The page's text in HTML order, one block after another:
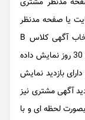
یا صفحه مدنظر
مشتری نمایش داده می شود. بطور مثال با انتخاب آگهی کلاس B
تبلیغات مشتری روزانه حدود ده هزار بار و به مدت 30 روز نمایش داده
بازدید نمایش
آگهی مشتری نیز
لحظه ای و با